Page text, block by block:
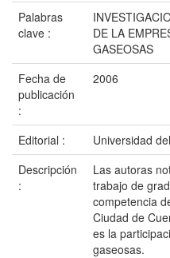
Palabras
clave :
DE LA
GASEOSAS
Fecha de
publicación
:
2006
Editorial :
Universidad
Descripción
:
Las autoras
trabajo de
competencia
Ciudad de
es la
gaseosas.